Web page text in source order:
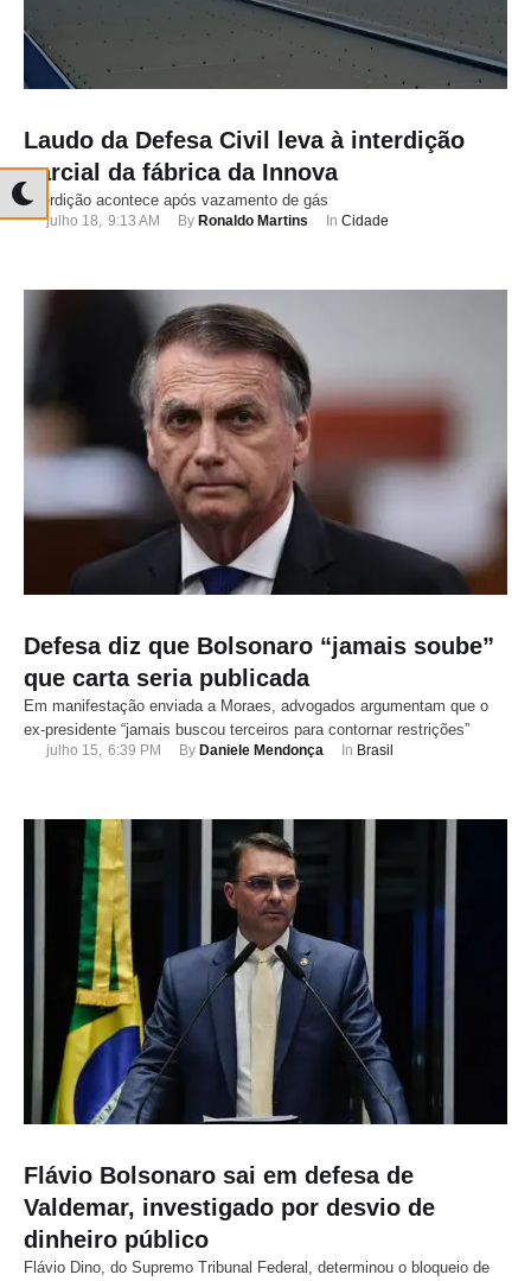
Laudo da Defesa Civil leva à interdição
parcial da fábrica da Innova
Interdição acontece após vazamento de gás
julho 18, 9:13 AM By Ronaldo Martins In Cidade
Defesa diz que Bolsonaro “jamais soube”
que carta seria publicada
Em manifestação enviada a Moraes, advogados argumentam que o
ex-presidente “jamais buscou terceiros para contornar restrições”
julho 15, 6:39 PM By Daniele Mendonça In Brasil
Flávio Bolsonaro sai em defesa de
Valdemar, investigado por desvio de
dinheiro público
Flávio Dino, do Supremo Tribunal Federal, determinou o bloqueio de